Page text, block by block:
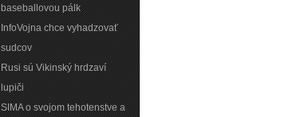
baseballovou pálk
InfoVojna chce vyhadzovať
sudcov
Rusi sú Vikinský hrdzaví
lupiči
SIMA o svojom tehotenstve a